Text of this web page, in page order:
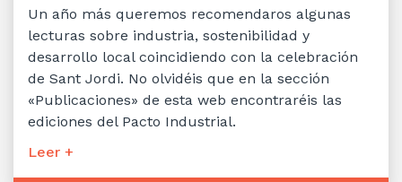
Un año más queremos recomendaros algunas
lecturas sobre industria, sostenibilidad y
desarrollo local coincidiendo con la celebración
de Sant Jordi. No olvidéis que en la sección
«Publicaciones» de esta web encontraréis las
ediciones del Pacto Industrial.
Leer +